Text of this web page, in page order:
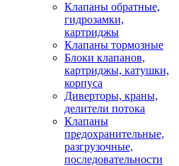
Клапаны обратные,
гидрозамки,
картриджы
Клапаны тормозные
Блоки клапанов,
картриджы, катушки,
корпуса
Диверторы, краны,
делители потока
Клапаны
предохранительные,
разгрузочные,
последовательности